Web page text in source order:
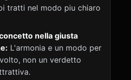
tratti nel modo piu chiaro
nella giusta
L'armonia e un modo per
non un verdetto